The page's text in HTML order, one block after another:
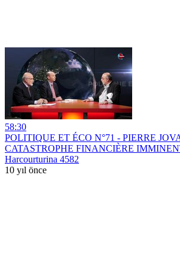
58:30
POLITIQUE ET ÉCO N°71 - PIERRE
CATASTROPHE FINANCIÈRE
Harcourturina 4582
10 yıl önce